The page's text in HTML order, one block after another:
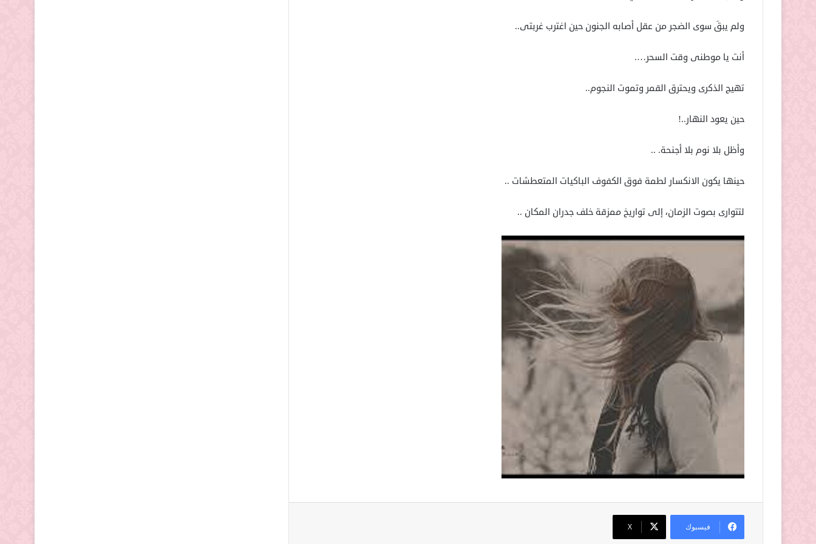
ولم يبقَ سوى الضجر من عقل أصابه الجنون حين اغترب غربتى..
أنت يا موطنى وقت السحر….
تهيج الذكرى ويحترق القمر وتموت النجوم..
حين يعود النهار..!
وأظل بلا نوم بلا أجنحة. ..
حينها يكون الانكسار لطمة فوق الكفوف الباكيات المتعطشات ..
لتتوارى بصوت الزمان، إلى تواريخ ممزقة خلف جدران المكان ..
فيسبوك ‫X